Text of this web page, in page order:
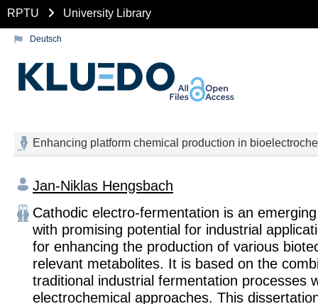
RPTU University Library
Deutsch
Enhancing platform chemical production in
Jan-Niklas Hengsbach
Cathodic electro-fermentation is an
with promising potential for industrial
for enhancing the production of various
relevant metabolites. It is based on the
traditional industrial fermentation processes
electrochemical approaches. This